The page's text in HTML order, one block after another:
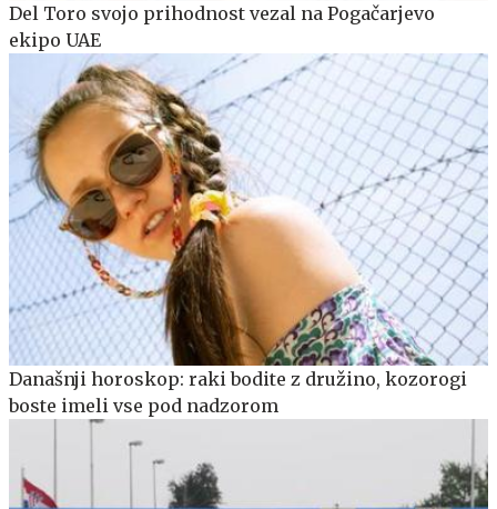
Del Toro svojo prihodnost vezal na Pogačarjevo
ekipo UAE
Današnji horoskop: raki bodite z družino, kozorogi
boste imeli vse pod nadzorom